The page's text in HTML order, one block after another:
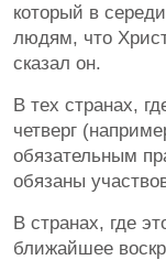
который в
людям, что
сказал он.
В тех странах,
четверг
обязательным
обязаны
В странах, где
ближайшее